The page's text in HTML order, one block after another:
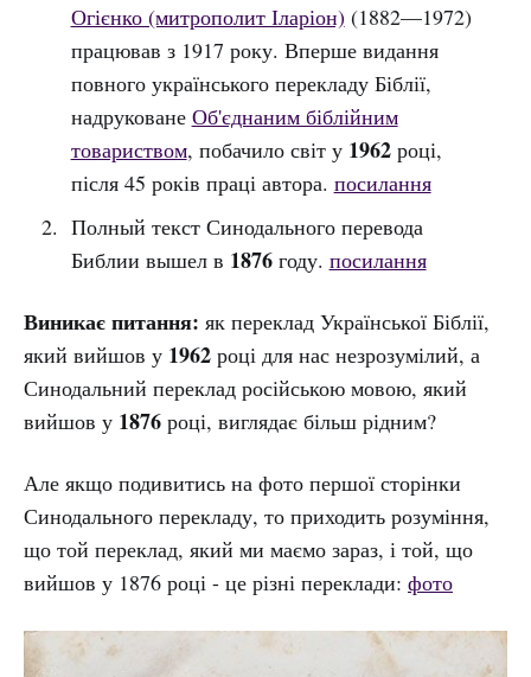
Огієнко (митрополит Іларіон)(1882—1972)
працював з 1917 року. Вперше видання
повного українського перекладу Біблії,
надруковане Об'єднаним біблійним
товариством, побачило світ у 1962році,
після 45 років праці автора. посилання
Полный текст Синодального перевода
Библии вышел в 1876году. посилання
Виникає питання: як переклад Української Біблії,
який вийшов у 1962 році для нас незрозумілий, а
Синодальний переклад російською мовою, який
вийшов у 1876 році, виглядає більш рідним?
Але якщо подивитись на фото першої сторінки
Синодального перекладу, то приходить розуміння,
що той переклад, який ми маємо зараз, і той, що
вийшов у 1876 році - це різні переклади: фото